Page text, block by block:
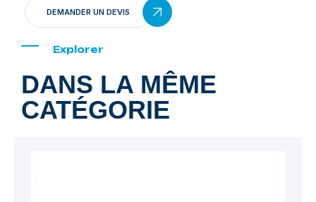
DEMANDER UN DEVIS
Explorer
DANS LA MÊME
CATÉGORIE